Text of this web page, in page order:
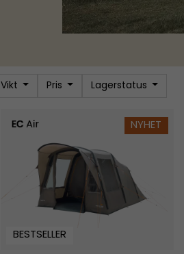
Vikt Pris Lagerstatus
NYHET
BESTSELLER